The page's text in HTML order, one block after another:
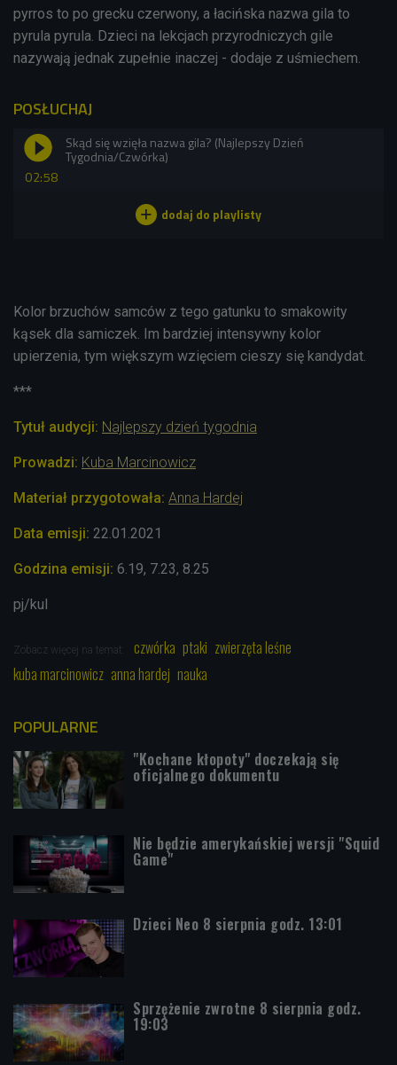
pyrros to po grecku czerwony, a łacińska nazwa gila to
pyrula pyrula. Dzieci na lekcjach przyrodniczych gile
nazywają jednak zupełnie inaczej - dodaje z uśmiechem.
POSŁUCHAJ
02:58
Skąd się wzięła nazwa gila? (Najlepszy Dzień
Tygodnia/Czwórka)
Kolor brzuchów samców z tego gatunku to smakowity
kąsek dla samiczek. Im bardziej intensywny kolor
upierzenia, tym większym wzięciem cieszy się kandydat.
***
Tytuł audycji: Najlepszy dzień tygodnia
Prowadzi: Kuba Marcinowicz
Materiał przygotowała: Anna Hardej
Data emisji: 22.01.2021
Godzina emisji: 6.19, 7.23, 8.25
pj/kul
Zobacz więcej na temat: czwórka ptaki zwierzęta leśne
kuba marcinowicz anna hardej nauka
POPULARNE
"Kochane kłopoty" doczekają się
oficjalnego dokumentu
Nie będzie amerykańskiej wersji "Squid
Game"
Dzieci Neo 8 sierpnia godz. 13:01
Sprzężenie zwrotne 8 sierpnia godz.
19:03